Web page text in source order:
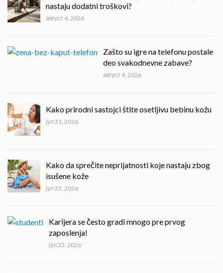
nastaju dodatni troškovi?
август 4, 2026
Zašto su igre na telefonu postale
deo svakodnevne zabave?
август 4, 2026
Kako prirodni sastojci štite osetljivu bebinu kožu
јул 31, 2026
Kako da sprečite neprijatnosti koje nastaju zbog
isušene kože
јул 25, 2026
Karijera se često gradi mnogo pre prvog
zaposlenja!
јул 23, 2026